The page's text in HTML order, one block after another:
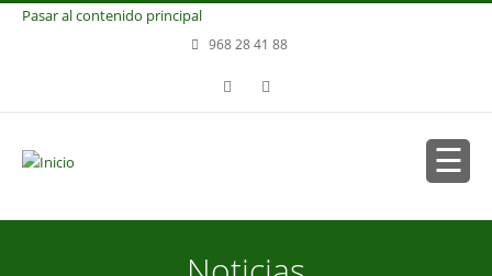
Pasar al contenido principal
968 28 41 88